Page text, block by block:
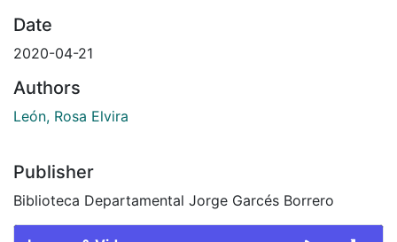
Date
2020-04-21
Authors
León, Rosa Elvira
Publisher
Biblioteca Departamental Jorge Garcés Borrero